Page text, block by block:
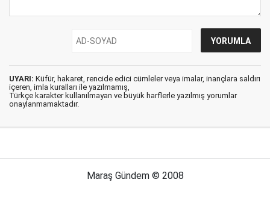
UYARI: Küfür, hakaret, rencide edici cümleler veya imalar, inançlara saldırı
içeren, imla kuralları ile yazılmamış,
Türkçe karakter kullanılmayan ve büyük harflerle yazılmış yorumlar
onaylanmamaktadır.
Maraş Gündem © 2008